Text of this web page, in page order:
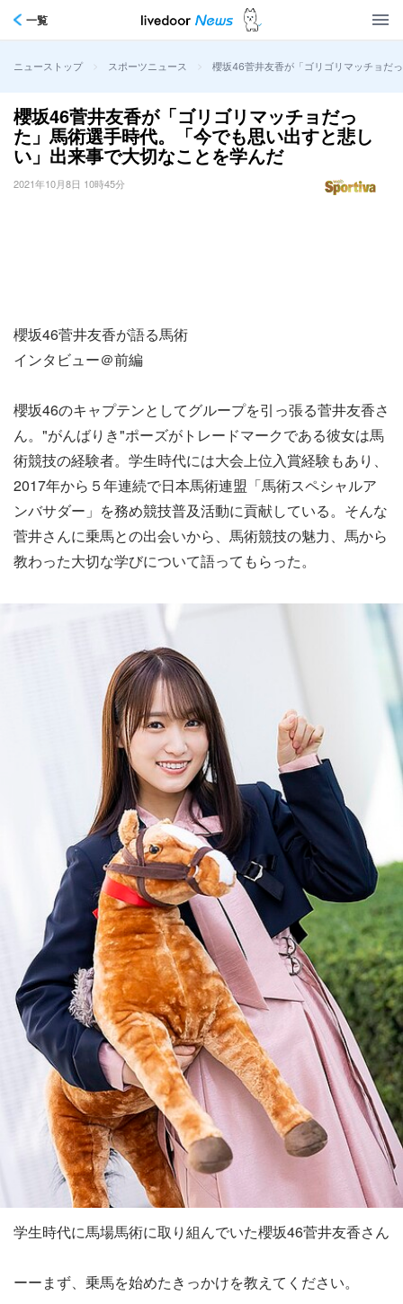
一覧
ニューストップ > スポーツニュース > 櫻坂46菅井友香が「ゴリゴリマッチョだ
櫻坂46菅井友香が「ゴリゴリマッチョだっ
た」馬術選手時代。「今でも思い出すと悲し
い」出来事で大切なことを学んだ
2021年10月8日 10時45分
櫻坂46菅井友香が語る馬術
インタビュー＠前編
櫻坂46のキャプテンとしてグループを引っ張る菅井友香さ
ん。"がんばりき"ポーズがトレードマークである彼女は馬
術競技の経験者。学生時代には大会上位入賞経験もあり、
2017年から５年連続で日本馬術連盟「馬術スペシャルア
ンバサダー」を務め競技普及活動に貢献している。そんな
菅井さんに乗馬との出会いから、馬術競技の魅力、馬から
教わった大切な学びについて語ってもらった。
学生時代に馬場馬術に取り組んでいた櫻坂46菅井友香さん
ーーまず、乗馬を始めたきっかけを教えてください。